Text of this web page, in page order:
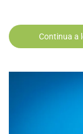
Continua a